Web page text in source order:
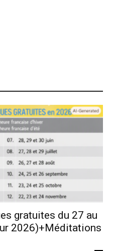
gratuites du 27 au
2026)+Méditations